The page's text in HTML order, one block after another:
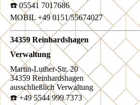
☎️ 05541 7017686
MOBIL +49 0151/55674027
34359 Reinhardshagen
Verwaltung
Martin-Luther-Str. 20
34359 Reinhardshagen
ausschließlich Verwaltung
☎️ +49 5544 999 7373